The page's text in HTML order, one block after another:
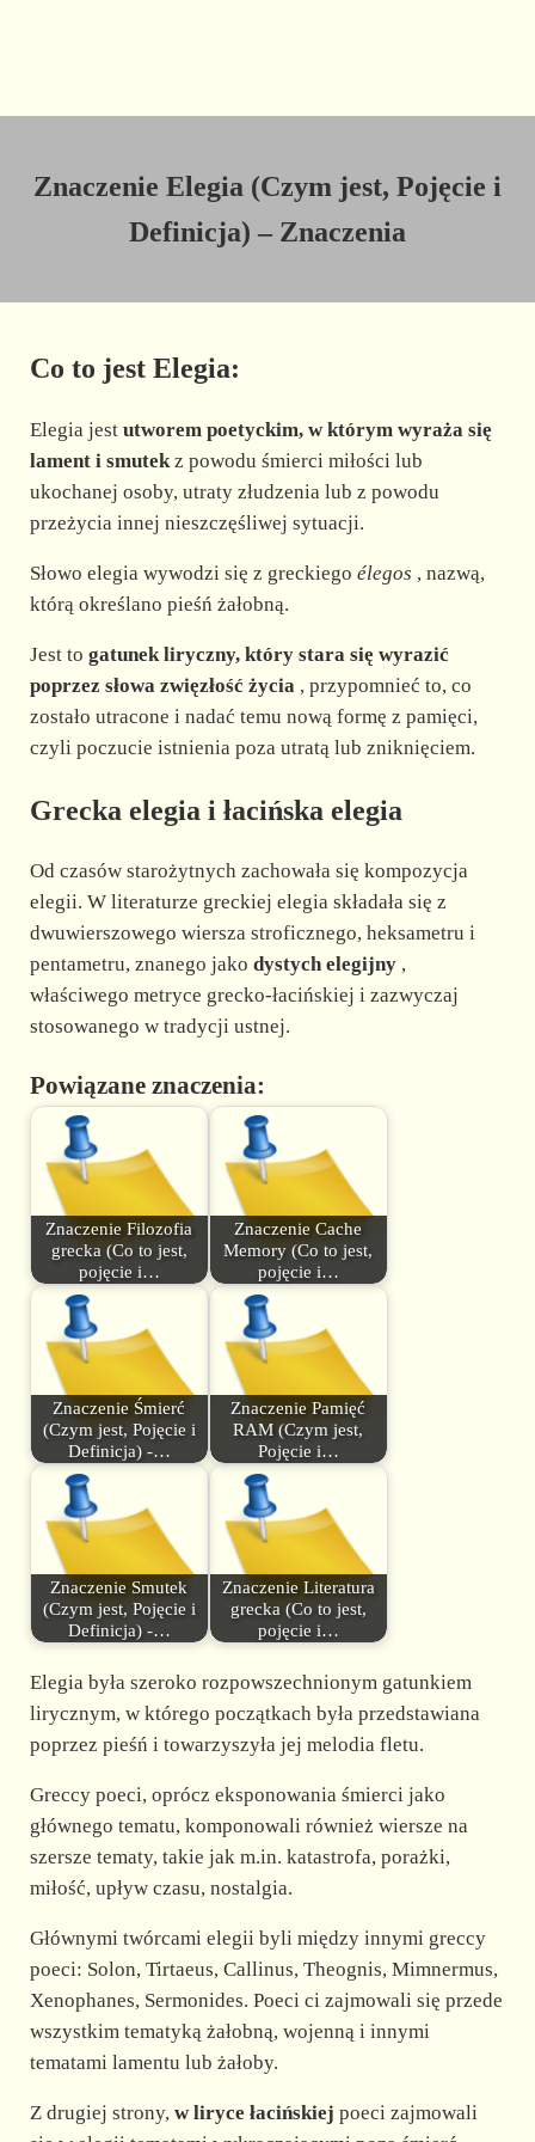
Znaczenie Elegia (Czym jest, Pojęcie i
Definicja) – Znaczenia
Co to jest Elegia:
Elegia jest utworem poetyckim, w którym wyraża się
lament i smutekz powodu śmierci miłości lub
ukochanej osoby, utraty złudzenia lub z powodu
przeżycia innej nieszczęśliwej sytuacji.
Słowo elegia wywodzi się z greckiego élegos , nazwą,
którą określano pieśń żałobną.
Jest to gatunek liryczny, który stara się wyrazić
poprzez słowa zwięzłość życia, przypomnieć to, co
zostało utracone i nadać temu nową formę z pamięci,
czyli poczucie istnienia poza utratą lub zniknięciem.
Grecka elegia i łacińska elegia
Od czasów starożytnych zachowała się kompozycja
elegii. W literaturze greckiej elegia składała się z
dwuwierszowego wiersza stroficznego, heksametru i
pentametru, znanego jako dystych elegijny,
właściwego metryce grecko-łacińskiej i zazwyczaj
stosowanego w tradycji ustnej.
Powiązane znaczenia:
Znaczenie Filozofia
grecka (Co to jest,
pojęcie i…
Znaczenie Cache
Memory (Co to jest,
pojęcie i…
Znaczenie Śmierć
(Czym jest, Pojęcie i
Definicja) -…
Znaczenie Pamięć
RAM (Czym jest,
Pojęcie i…
Znaczenie Smutek
(Czym jest, Pojęcie i
Definicja) -…
Znaczenie Literatura
grecka (Co to jest,
pojęcie i…
Elegia była szeroko rozpowszechnionym gatunkiem
lirycznym, w którego początkach była przedstawiana
poprzez pieśń i towarzyszyła jej melodia fletu.
Greccy poeci, oprócz eksponowania śmierci jako
głównego tematu, komponowali również wiersze na
szersze tematy, takie jak m.in. katastrofa, porażki,
miłość, upływ czasu, nostalgia.
Głównymi twórcami elegii byli między innymi greccy
poeci: Solon, Tirtaeus, Callinus, Theognis, Mimnermus,
Xenophanes, Sermonides. Poeci ci zajmowali się przede
wszystkim tematyką żałobną, wojenną i innymi
tematami lamentu lub żałoby.
Z drugiej strony, w liryce łacińskiej poeci zajmowali